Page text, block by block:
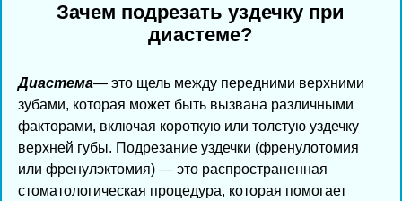
Зачем подрезать уздечку при
диастеме?
Диастема— это щель между передними верхними
зубами, которая может быть вызвана различными
факторами, включая короткую или толстую уздечку
верхней губы. Подрезание уздечки (френулотомия
или френулэктомия) — это распространенная
стоматологическая процедура, которая помогает